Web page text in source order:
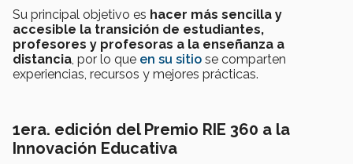
Su principal objetivo es hacer más sencilla y
accesible la transición de estudiantes,
profesores y profesoras a la enseñanza a
distancia , por lo que en su sitio se comparten
experiencias, recursos y mejores prácticas.
1era. edición del Premio RIE 360 a la
Innovación Educativa